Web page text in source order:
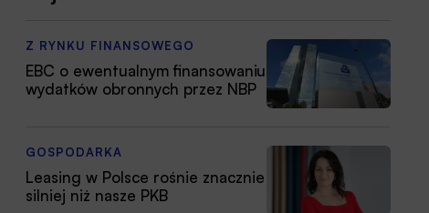
Z RYNKU FINANSOWEGO
EBC o ewentualnym finansowaniu
wydatków obronnych przez NBP
GOSPODARKA
Leasing w Polsce rośnie znacznie
silniej niż nasze PKB